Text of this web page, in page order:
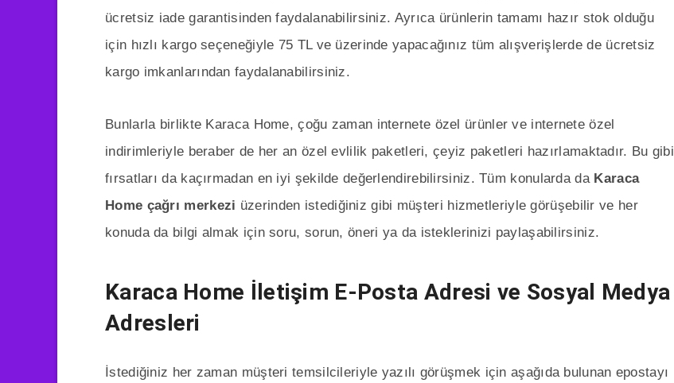
ücretsiz iade garantisinden faydalanabilirsiniz. Ayrıca ürünlerin tamamı hazır stok olduğu
için hızlı kargo seçeneğiyle 75 TL ve üzerinde yapacağınız tüm alışverişlerde de ücretsiz
kargo imkanlarından faydalanabilirsiniz.
Bunlarla birlikte Karaca Home, çoğu zaman internete özel ürünler ve internete özel
indirimleriyle beraber de her an özel evlilik paketleri, çeyiz paketleri hazırlamaktadır. Bu gibi
fırsatları da kaçırmadan en iyi şekilde değerlendirebilirsiniz. Tüm konularda da Karaca
Home çağrı merkezi üzerinden istediğiniz gibi müşteri hizmetleriyle görüşebilir ve her
konuda da bilgi almak için soru, sorun, öneri ya da isteklerinizi paylaşabilirsiniz.
Karaca Home İletişim E-Posta Adresi ve Sosyal Medya
Adresleri
İstediğiniz her zaman müşteri temsilcileriyle yazılı görüşmek için aşağıda bulunan epostayı